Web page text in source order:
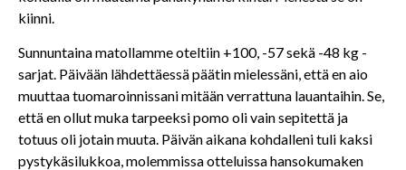
kiinni.
Sunnuntaina matollamme oteltiin +100, -57 sekä -48 kg -
sarjat. Päivään lähdettäessä päätin mielessäni, että en aio
muuttaa tuomaroinnissani mitään verrattuna lauantaihin. Se,
että en ollut muka tarpeeksi pomo oli vain sepitettä ja
totuus oli jotain muuta. Päivän aikana kohdalleni tuli kaksi
pystykäsilukkoa, molemmissa otteluissa hansokumaken